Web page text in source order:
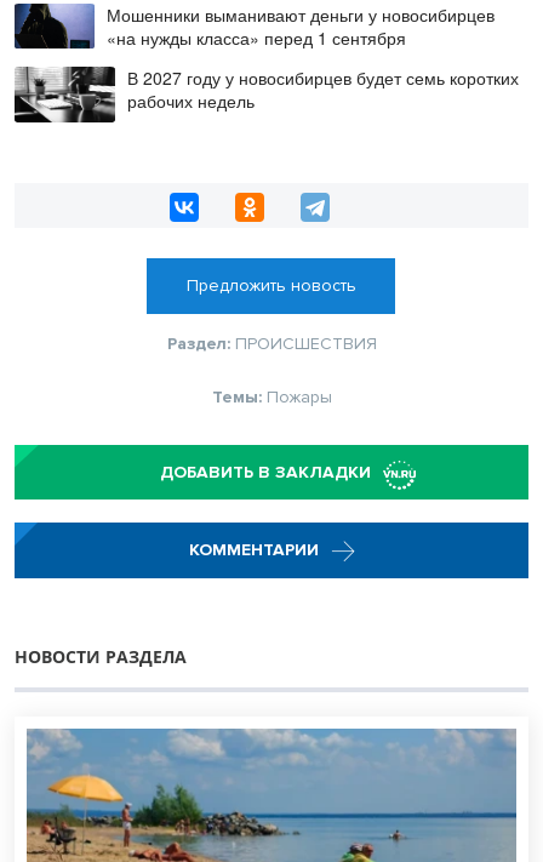
Мошенники выманивают деньги у новосибирцев
«на нужды класса» перед 1 сентября
В 2027 году у новосибирцев будет семь коротких
рабочих недель
Предложить новость
Раздел: ПРОИСШЕСТВИЯ
Темы: Пожары
ДОБАВИТЬ В ЗАКЛАДКИ
КОММЕНТАРИИ
НОВОСТИ РАЗДЕЛА